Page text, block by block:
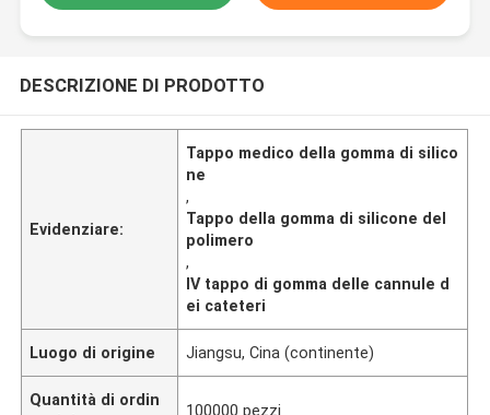
DESCRIZIONE DI PRODOTTO
Evidenziare:
Tappo medico della gomma di silico
ne
,
Tappo della gomma di silicone del
polimero
,
IV tappo di gomma delle cannule d
ei cateteri
Luogo di origine Jiangsu, Cina (continente)
Quantità di ordin
100000 pezzi